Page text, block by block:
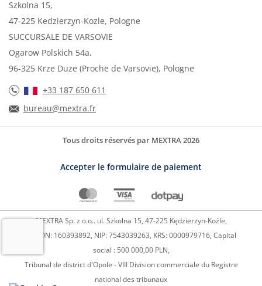
Szkolna 15,
47-225 Kedzierzyn-Kozle, Pologne
SUCCURSALE DE VARSOVIE
Ogarow Polskich 54a,
96-325 Krze Duze (Proche de Varsovie), Pologne
+33 187 650 611
bureau@mextra.fr
Tous droits réservés par MEXTRA 2026
Accepter le formulaire de paiement
MEXTRA Sp. z o.o.. ul. Szkolna 15, 47-225 Kędzierzyn-Koźle,
REGON: 160393892, NIP: 7543039263, KRS: 0000979716, Capital
social : 500 000,00 PLN,
Tribunal de district d'Opole - VIII Division commerciale du Registre
national des tribunaux